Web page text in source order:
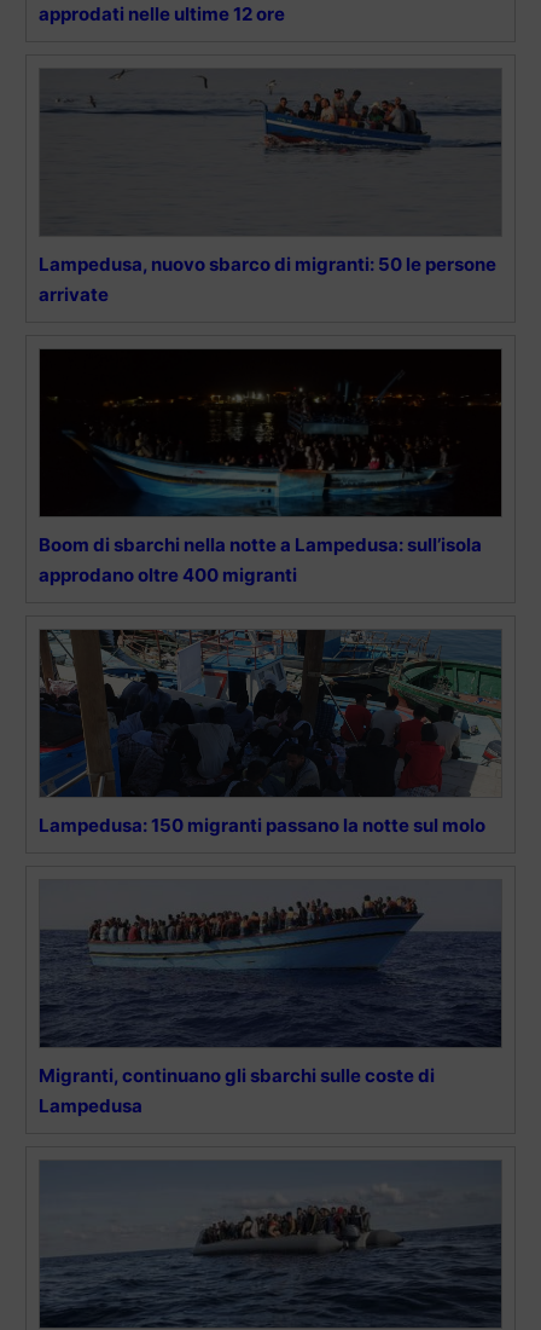
approdati nelle ultime 12 ore
Lampedusa, nuovo sbarco di migranti: 50 le persone
arrivate
Boom di sbarchi nella notte a Lampedusa: sull’isola
approdano oltre 400 migranti
Lampedusa: 150 migranti passano la notte sul molo
Migranti, continuano gli sbarchi sulle coste di
Lampedusa